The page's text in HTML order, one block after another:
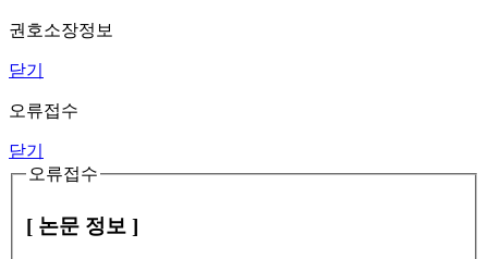
권호소장정보
닫기
오류접수
닫기
오류접수
[ 논문 정보 ]